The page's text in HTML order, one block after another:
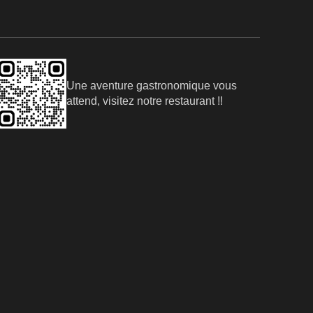
Une aventure gastronomique vous
attend, visitez notre restaurant !!